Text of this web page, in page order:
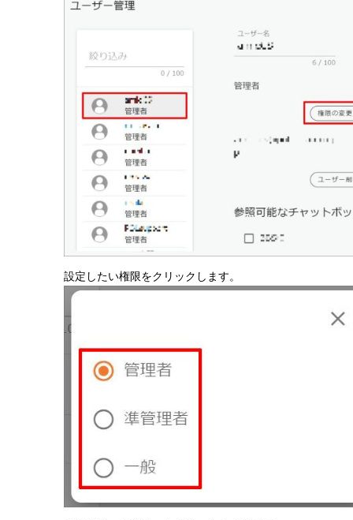
設定したい権限をクリックします。